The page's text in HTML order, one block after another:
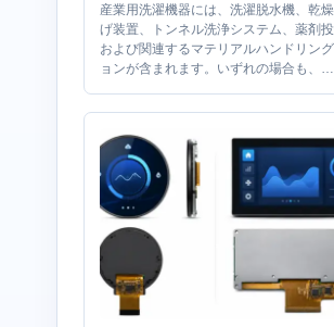
産業用洗濯機器には、洗濯脱水機、乾
げ装置、トンネル洗浄システム、薬剤投
および関連するマテリアルハンドリン
ョンが含まれます。いずれの場合も、…